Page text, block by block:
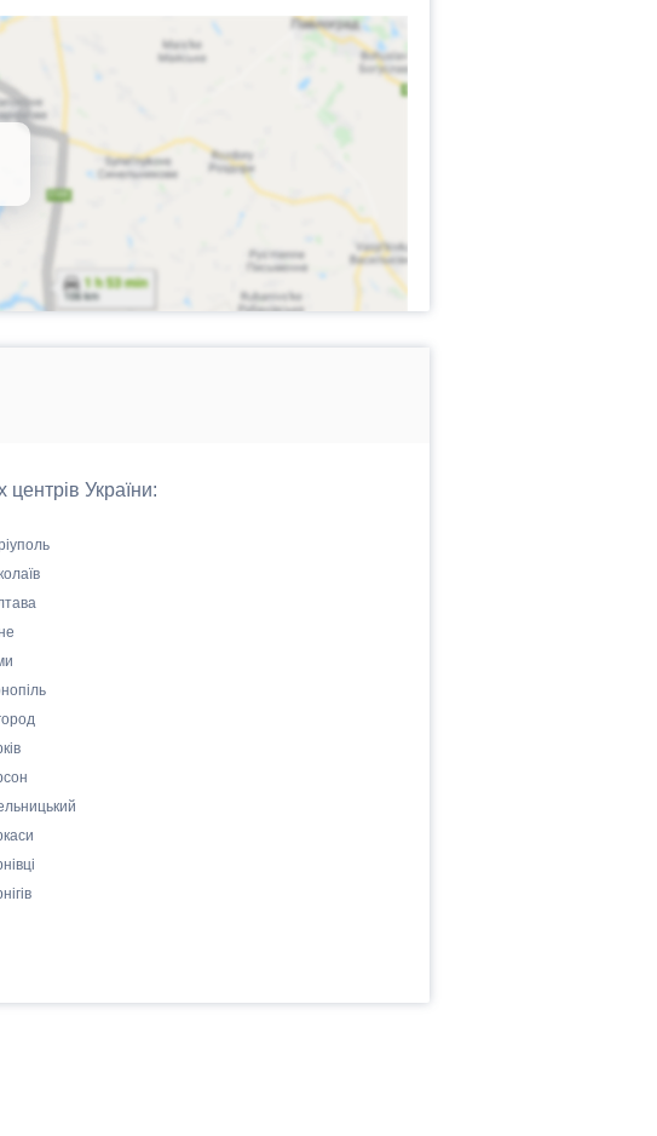
центрів України: